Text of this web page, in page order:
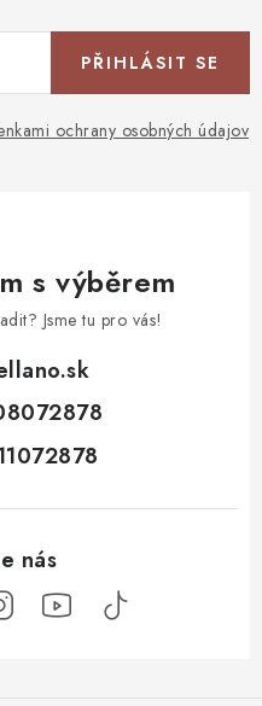
ochrany osobných údajov
PŘIHLÁSIT SE
s výběrem
Jsme tu pro vás!